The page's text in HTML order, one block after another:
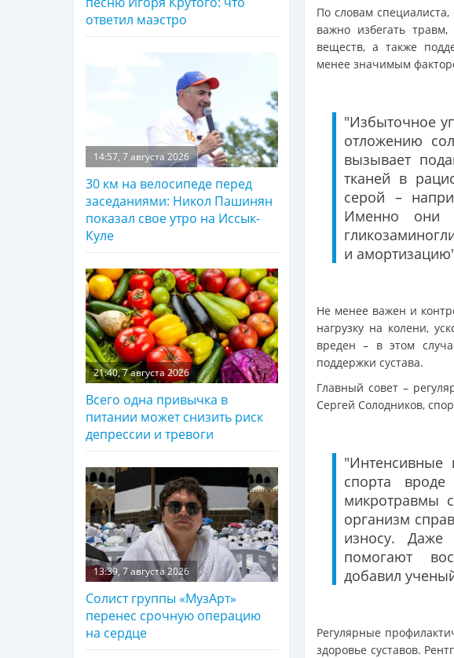
По словам специалиста,
важно избегать
веществ, а также
менее значимым
"Избыточное
отложению
вызывает
тканей в
серой –
Именно они
и
Не менее важен и
нагрузку на колени,
вреден – в этом
поддержки сустава.
Главный совет –
Сергей Солодников,
"Интенсивные
спорта
микротравмы
организм
износу. Даже
помогают
добавил
Регулярные
здоровье суставов.
ответил маэстро
14:57, 7 августа 2026
30 км на велосипеде перед
заседаниями: Никол Пашинян
показал свое утро на Иссык-
Куле
21:40, 7 августа 2026
Всего одна привычка в
питании может снизить риск
депрессии и тревоги
13:39, 7 августа 2026
Солист группы «МузАрт»
перенес срочную операцию
на сердце